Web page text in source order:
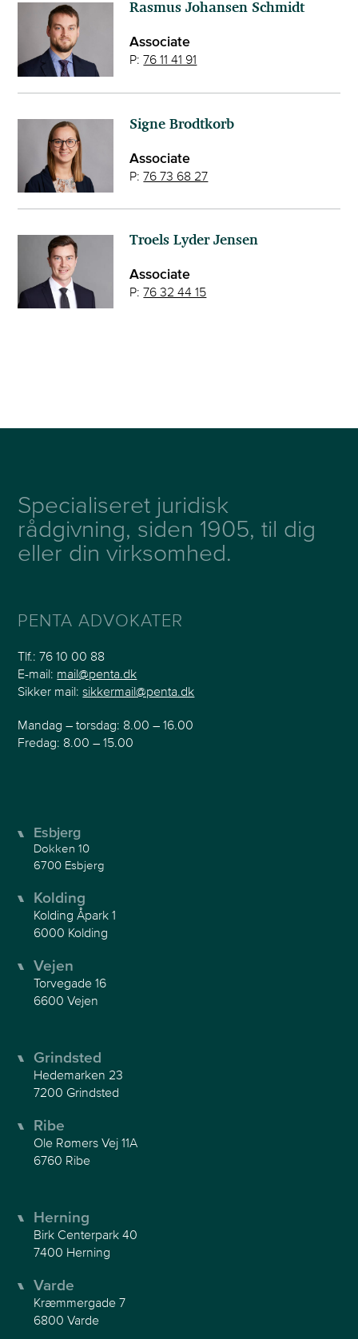
Rasmus Johansen Schmidt
Associate
P:76 11 41 91
Signe Brodtkorb
Associate
P:76 73 68 27
Troels Lyder Jensen
Associate
P:76 32 44 15
Specialiseret juridisk
rådgivning, siden 1905, til dig
eller din virksomhed.
PENTA ADVOKATER
Tlf.:76 10 00 88
E-mail: mail@penta.dk
Sikker mail:sikkermail@penta.dk
Mandag – torsdag: 8.00 – 16.00
Fredag: 8.00 – 15.00
Esbjerg
Dokken 10
6700 Esbjerg
Kolding
Kolding Åpark 1
6000 Kolding
Vejen
Torvegade 16
6600 Vejen
Grindsted
Hedemarken 23
7200 Grindsted
Ribe
Ole Rømers Vej 11A
6760 Ribe
Herning
Birk Centerpark 40
7400 Herning
Varde
Kræmmergade 7
6800 Varde